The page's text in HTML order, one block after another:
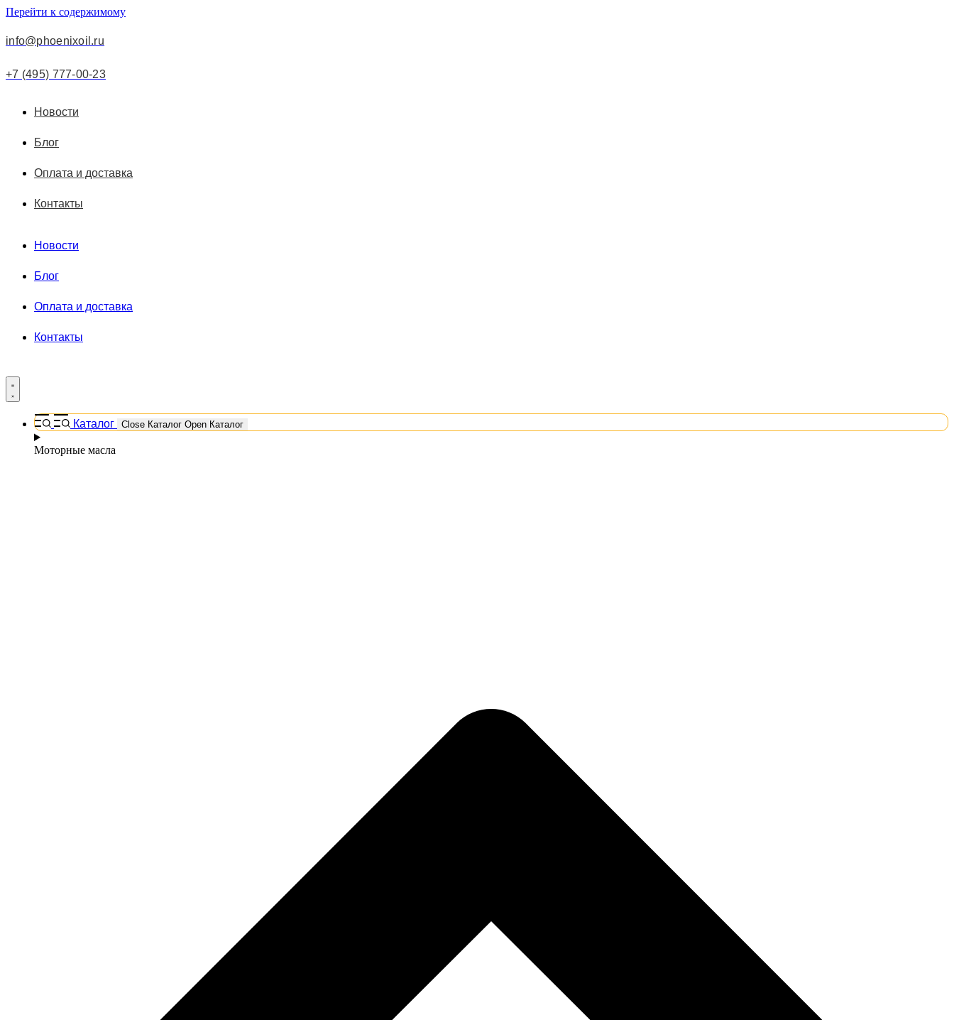
Перейти к содержимому
info@phoenixoil.ru
+7 (495) 777-00-23
Новости
Блог
Оплата и доставка
Контакты
Новости
Блог
Оплата и доставка
Контакты
Каталог Close Каталог Open Каталог
Моторные масла